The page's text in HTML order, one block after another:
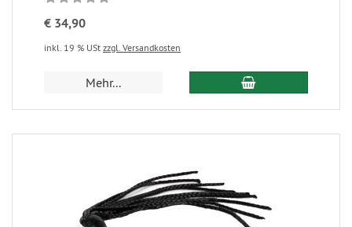
€ 34,90
inkl. 19 % USt zzgl. Versandkosten
Mehr...